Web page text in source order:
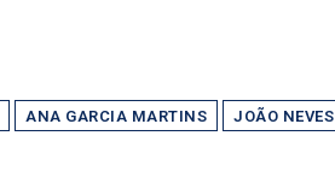
ANA GARCIA MARTINS JOÃO NEVES